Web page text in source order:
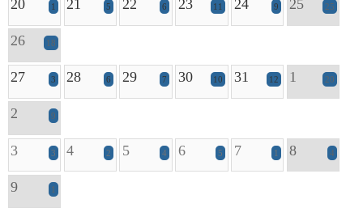
20 1 21 5 22 6 23 11 24 9 25 25
26 18
27 3 28 6 29 7 30 10 31 12 1 20
2 9
3 3 4 2 5 4 6 5 7 1 8 4
9 1